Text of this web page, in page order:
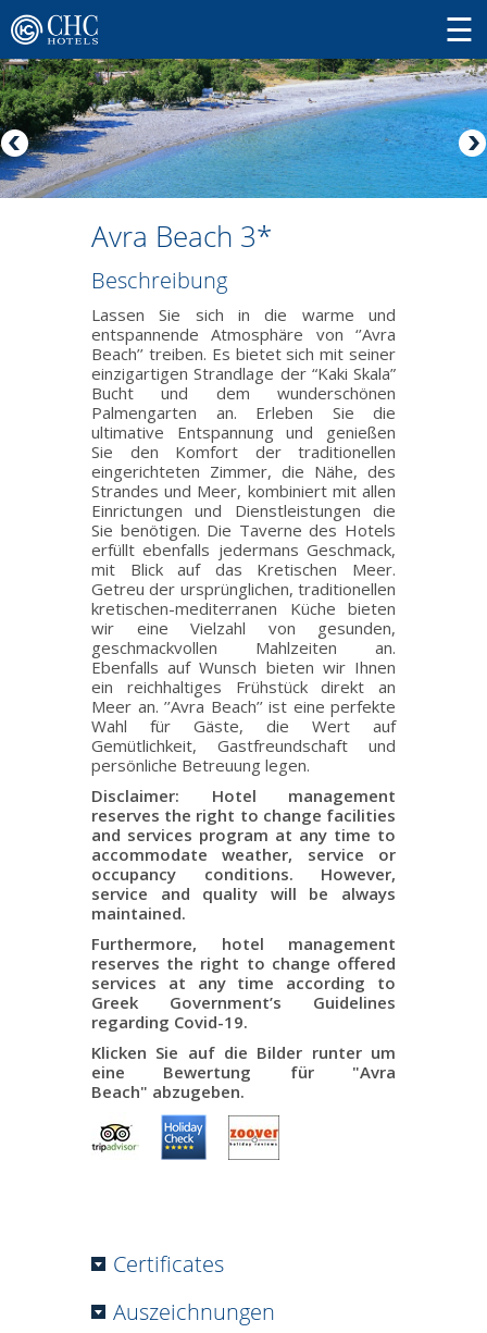
Avra Beach 3*
Beschreibung
Lassen Sie sich in die warme und
entspannende Atmosphäre von ‘’Avra
Beach’’ treiben. Es bietet sich mit seiner
einzigartigen Strandlage der “Kaki Skala”
Bucht und dem wunderschönen
Palmengarten an. Erleben Sie die
ultimative Entspannung und genießen
Sie den Komfort der traditionellen
eingerichteten Zimmer, die Nähe, des
Strandes und Meer, kombiniert mit allen
Einrictungen und Dienstleistungen die
Sie benötigen. Die Taverne des Hotels
erfüllt ebenfalls jedermans Geschmack,
mit Blick auf das Kretischen Meer.
Getreu der ursprünglichen, traditionellen
kretischen-mediterranen Küche bieten
wir eine Vielzahl von gesunden,
geschmackvollen Mahlzeiten an.
Ebenfalls auf Wunsch bieten wir Ihnen
ein reichhaltiges Frühstück direkt an
Meer an. ’’Avra Beach’’ ist eine perfekte
Wahl für Gäste, die Wert auf
Gemütlichkeit, Gastfreundschaft und
persönliche Betreuung legen.
Disclaimer: Hotel management
reserves the right to change facilities
and services program at any time to
accommodate weather, service or
occupancy conditions. However,
service and quality will be always
maintained.
Furthermore, hotel management
reserves the right to change offered
services at any time according to
Greek Government’s Guidelines
regarding Covid-19.
Klicken Sie auf die Bilder runter um
eine Bewertung für "Avra
Beach" abzugeben.
Certificates
Auszeichnungen